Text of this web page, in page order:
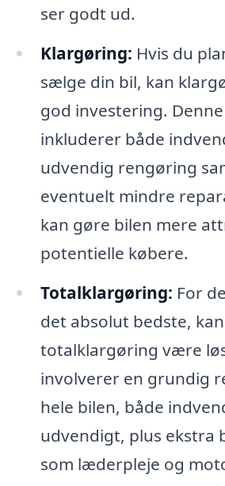
ser godt ud.
Klargøring: Hvis du
sælge din bil, kan
god investering.
inkluderer både
udvendig rengøring
eventuelt mindre
kan gøre bilen mere
potentielle købere.
Totalklargøring: For
det absolut bedste, kan
totalklargøring være
involverer en grundig
hele bilen, både
udvendigt, plus ekstra
som læderpleje og